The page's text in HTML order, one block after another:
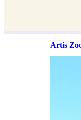
Artis